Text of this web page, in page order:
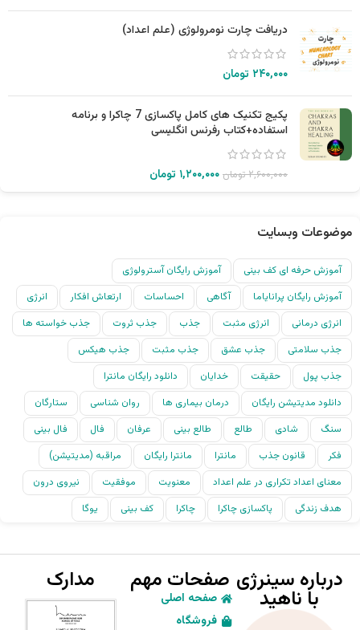
دریافت چارت نومرولوژی (علم اعداد)
۲۴۰,۰۰۰ تومان
پکیج تکنیک های کامل پاکسازی 7 چاکرا و برنامه
استفاده+کتاب رفرنس انگلیسی
۲,۶۰۰,۰۰۰تومان ۱,۲۰۰,۰۰۰ تومان
موضوعات وبسایت
آموزش حرفه ای کف بینی
آموزش رایگان آسترولوژی
آموزش رایگان پرانایاما
آگاهی احساسات ارتعاش افکار
انرژی
انرژی درمانی
انرژی مثبت جذب جذب ثروت
جذب خواسته ها
جذب سلامتی
جذب عشق جذب مثبت
جذب هیکس
جذب پول
حقیقت خدایان
دانلود رایگان مانترا
دانلود مدیتیشن رایگان
درمان بیماری ها روان شناسی
ستارگان
سنگ
شادی طالع طالع بینی عرفان فال
فال بینی
فکر
قانون جذب مانترا مانترا رایگان
مراقبه (مدیتیشن)
معنای اعداد تکراری در علم اعداد
معنویت موفقیت
نیروی درون
هدف زندگی
پاکسازی چاکرا چاکرا کف بینی یوگا
درباره سینرژی
با ناهید
صفحات مهم
صفحه اصلی
فروشگاه
مدارک